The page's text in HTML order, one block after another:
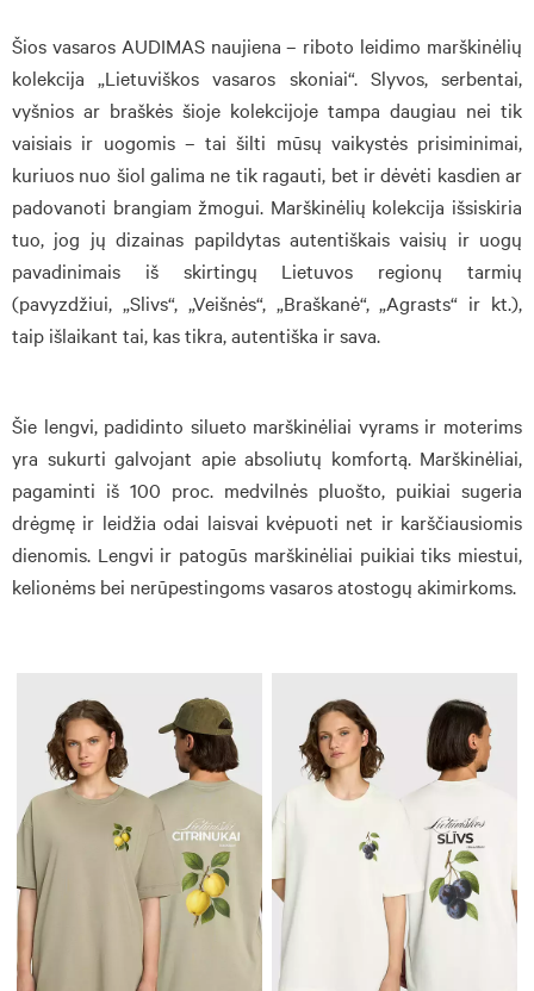
Šios vasaros AUDIMAS naujiena – riboto leidimo marškinėlių
kolekcija „Lietuviškos vasaros skoniai“. Slyvos, serbentai,
vyšnios ar braškės šioje kolekcijoje tampa daugiau nei tik
vaisiais ir uogomis – tai šilti mūsų vaikystės prisiminimai,
kuriuos nuo šiol galima ne tik ragauti, bet ir dėvėti kasdien ar
padovanoti brangiam žmogui. Marškinėlių kolekcija išsiskiria
tuo, jog jų dizainas papildytas autentiškais vaisių ir uogų
pavadinimais iš skirtingų Lietuvos regionų tarmių
(pavyzdžiui, „Slivs“, „Veišnės“, „Braškanė“, „Agrasts“ ir kt.),
taip išlaikant tai, kas tikra, autentiška ir sava.
Šie lengvi, padidinto silueto marškinėliai vyrams ir moterims
yra sukurti galvojant apie absoliutų komfortą. Marškinėliai,
pagaminti iš 100 proc. medvilnės pluošto, puikiai sugeria
drėgmę ir leidžia odai laisvai kvėpuoti net ir karščiausiomis
dienomis. Lengvi ir patogūs marškinėliai puikiai tiks miestui,
kelionėms bei nerūpestingoms vasaros atostogų akimirkoms.